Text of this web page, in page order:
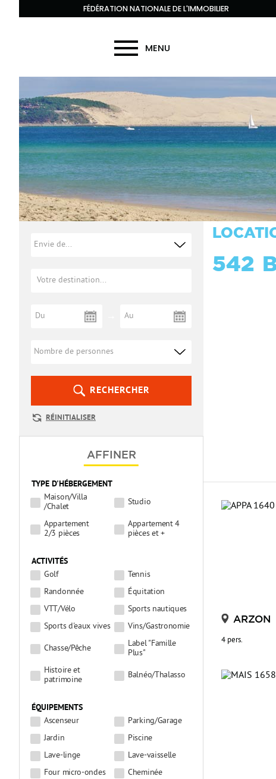
FÉDÉRATION NATIONALE DE L'IMMOBILIER
MENU
RECHERCHER
RÉINITIALISER
AFFINER
TYPE D'HÉBERGEMENT
Maison/Villa
/Chalet
Studio
Appartement
2/3 pièces
Appartement 4
pièces et +
ACTIVITÉS
Golf
Tennis
Randonnée
Équitation
VTT/Vélo
Sports nautiques
Sports d'eaux vives
Vins/Gastronomie
Chasse/Pêche
Label "Famille
Plus"
Histoire et
patrimoine
Balnéo/Thalasso
ÉQUIPEMENTS
Ascenseur
Parking/Garage
Jardin
Piscine
Lave-linge
Lave-vaisselle
Four micro-ondes
Cheminée
542
ARZON
4 pers.